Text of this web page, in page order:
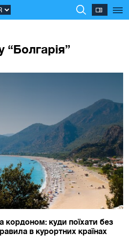
“Болгарія”
кордоном: куди поїхати без
в курортних країнах